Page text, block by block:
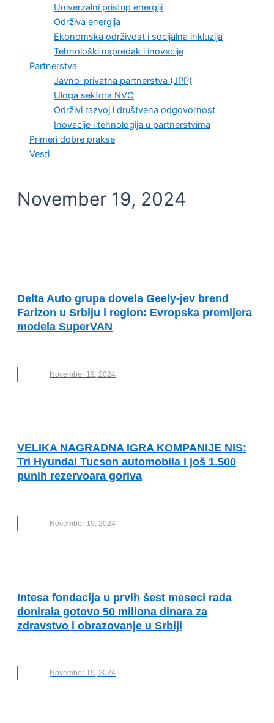
Univerzalni pristup energiji
Održiva energija
Ekonomska održivost i socijalna inkluzija
Tehnološki napredak i inovacije
Partnerstva
Javno-privatna partnerstva (JPP)
Uloga sektora NVO
Održivi razvoj i društvena odgovornost
Inovacije i tehnologija u partnerstvima
Primeri dobre prakse
Vesti
November 19, 2024
Delta Auto grupa dovela Geely-jev brend
Farizon u Srbiju i region: Evropska premijera
modela SuperVAN
November 19, 2024
VELIKA NAGRADNA IGRA KOMPANIJE NIS:
Tri Hyundai Tucson automobila i još 1.500
punih rezervoara goriva
November 19, 2024
Intesa fondacija u prvih šest meseci rada
donirala gotovo 50 miliona dinara za
zdravstvo i obrazovanje u Srbiji
November 19, 2024